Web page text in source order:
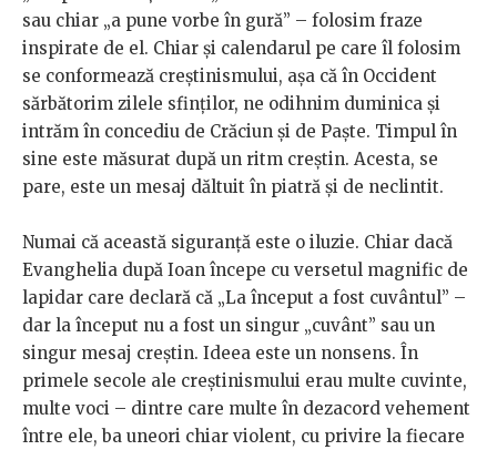
sau chiar „a pune vorbe în gură” – folosim fraze
inspirate de el. Chiar și calendarul pe care îl folosim
se conformează creștinismului, așa că în Occident
sărbătorim zilele sfinților, ne odihnim duminica și
intrăm în concediu de Crăciun și de Paște. Timpul în
sine este măsurat după un ritm creștin. Acesta, se
pare, este un mesaj dăltuit în piatră și de neclintit.
Numai că această siguranță este o iluzie. Chiar dacă
Evanghelia după Ioan începe cu versetul magnific de
lapidar care declară că „La început a fost cuvântul” –
dar la început nu a fost un singur „cuvânt” sau un
singur mesaj creștin. Ideea este un nonsens. În
primele secole ale creștinismului erau multe cuvinte,
multe voci – dintre care multe în dezacord vehement
între ele, ba uneori chiar violent, cu privire la fiecare